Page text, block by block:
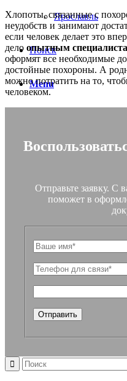
Ярославль
Поиск
Menu
Хлопоты, связанные с
неудобств и занимают
если человек делает это
дело опытным
оформят все необходимые
достойные похороны. А
можно потратить на то,
человеком.
Отправьте заявку. С
поможет в